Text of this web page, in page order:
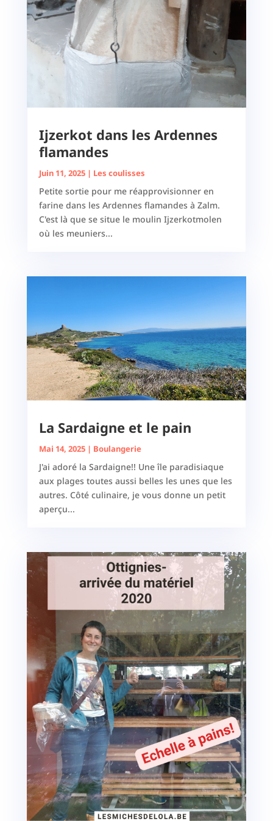
Ijzerkot dans les Ardennes
flamandes
Juin 11, 2025| Les coulisses
Petite sortie pour me réapprovisionner en
farine dans les Ardennes flamandes à Zalm.
C'est là que se situe le moulin Ijzerkotmolen
où les meuniers...
La Sardaigne et le pain
Mai 14, 2025| Boulangerie
J'ai adoré la Sardaigne!! Une île paradisiaque
aux plages toutes aussi belles les unes que les
autres. Côté culinaire, je vous donne un petit
aperçu...